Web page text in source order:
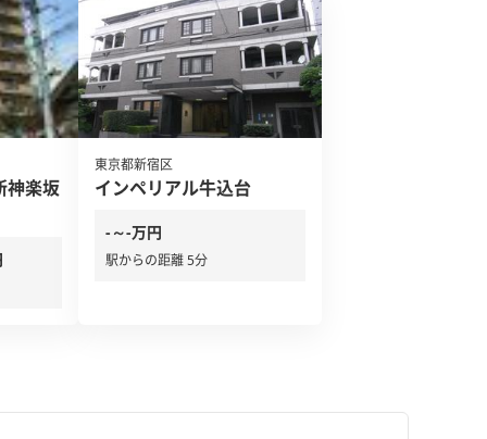
神楽坂
東京都新宿区
インペリアル牛込台
-～-万円
駅からの距離 5分